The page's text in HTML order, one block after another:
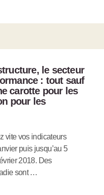
le secteur
: tout sauf
carotte pour les
pour les
vite vos indicateurs
puis jusqu’au 5
2018. Des
sont …